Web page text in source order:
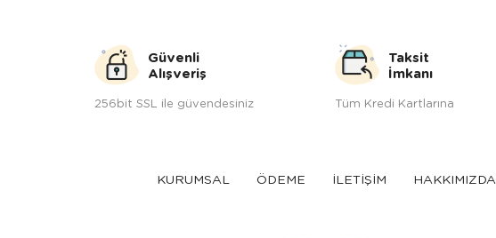
Güvenli
Alışveriş
256bit SSL ile güvendesiniz
Taksit
İmkanı
Tüm Kredi Kartlarına
KURUMSAL ÖDEME İLETİŞİM HAKKIMIZDA